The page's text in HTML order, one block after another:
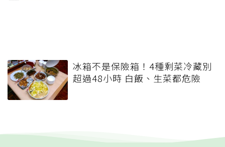
冰箱不是保險箱！4種剩菜冷藏別
超過48小時 白飯、生菜都危險